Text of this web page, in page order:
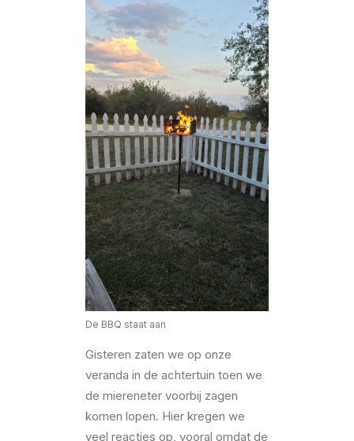
De BBQ staat aan
Gisteren zaten we op onze
veranda in de achtertuin toen we
de miereneter voorbij zagen
komen lopen. Hier kregen we
veel reacties op, vooral omdat de